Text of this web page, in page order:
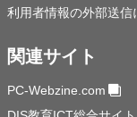
利用者情報の外部送信
関連サイト
PC-Webzine.com